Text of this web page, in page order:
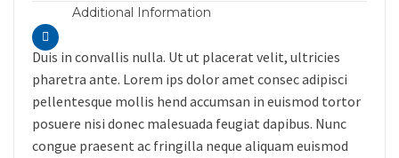
Additional Information
Duis in convallis nulla. Ut ut placerat velit, ultricies
pharetra ante. Lorem ips dolor amet consec adipisci
pellentesque mollis hend accumsan in euismod tortor
posuere nisi donec malesuada feugiat dapibus. Nunc
congue praesent ac fringilla neque aliquam euismod